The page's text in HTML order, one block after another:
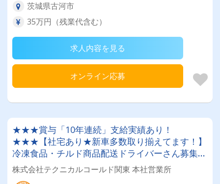
茨城県古河市
35万円（残業代含む）
求人内容を見る
オンライン応募
★★★賞与「10年連続」支給実績あり！
★★★【社宅あり★新車多数取り揃えてます！】
冷凍食品・チルド商品配送ドライバーさん募集
中！普通免許のみでOK★【月給30万円以上も可
能！小型トラックでのお仕事】
株式会社テクニカルコールド関東 本社営業所